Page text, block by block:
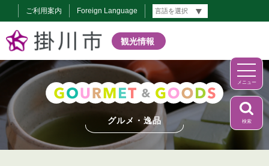
ご利用案内 Foreign Language
観光情報
メニュー
検索
グルメ・逸品